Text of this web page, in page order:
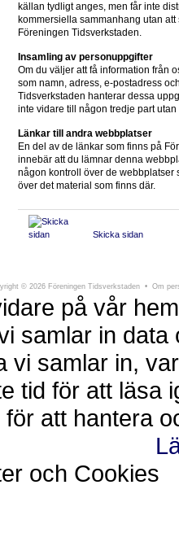
källan tydligt anges, men får inte
kommersiella sammanhang utan
Föreningen Tidsverkstaden.
Insamling av personuppgifter
Om du väljer att få information från
som namn, adress, e-postadress
Tidsverkstaden hanterar dessa
inte vidare till någon tredje part
Länkar till andra webbplatser
En del av de länkar som finns på
innebär att du lämnar denna
någon kontroll över de webbplatser
över det material som finns där.
Skicka sidan
© 2026 Föreningen Tidsverkstaden • Om
på vår
samlar in
vi samlar in,
tid för att läsa
att hantera
och Cookies